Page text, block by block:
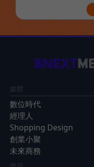
媒體
數位時代
經理人
Shopping Design
創業小聚
未來商務